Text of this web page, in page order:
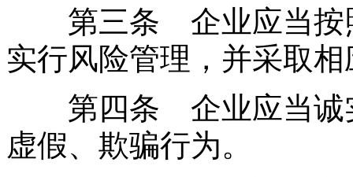
第三条 企业应当按照
实行风险管理，并采取
第四条 企业应当诚实
虚假、欺骗行为。